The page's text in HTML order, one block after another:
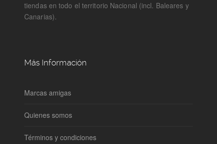
tiendas en todo el territorio Nacional (incl. Baleares y
Canarias).
Más Información
Marcas amigas
Quienes somos
Términos y condiciones